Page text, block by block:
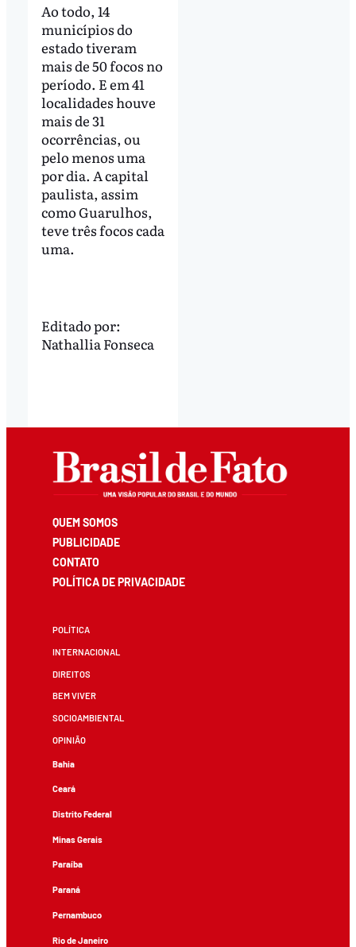
Ao todo, 14
municípios do
estado tiveram
mais de 50 focos no
período. E em 41
localidades houve
mais de 31
ocorrências, ou
pelo menos uma
por dia. A capital
paulista, assim
como Guarulhos,
teve três focos cada
uma.
Editado por:
Nathallia Fonseca
QUEM SOMOS
PUBLICIDADE
CONTATO
POLÍTICA DE PRIVACIDADE
POLÍTICA
INTERNACIONAL
DIREITOS
BEM VIVER
SOCIOAMBIENTAL
OPINIÃO
Bahia
Ceará
Distrito Federal
Minas Gerais
Paraíba
Paraná
Pernambuco
Rio de Janeiro